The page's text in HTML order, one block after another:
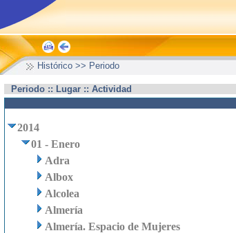
Histórico >> Periodo
Periodo :: Lugar :: Actividad
2014
01 - Enero
Adra
Albox
Alcolea
Almería
Almería. Espacio de Mujeres